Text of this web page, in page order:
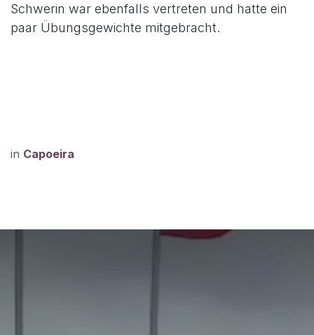
Schwerin war ebenfalls vertreten und hatte ein
paar Übungsgewichte mitgebracht.
in Capoeira